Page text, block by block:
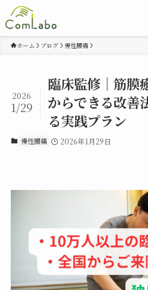
ホーム ブログ 慢性腰痛
臨床監修｜筋膜
からできる改善
る実践プラン
2026
1/29
慢性腰痛 2026年1月29日